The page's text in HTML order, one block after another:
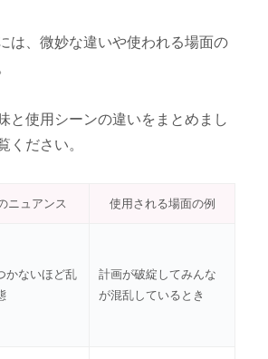
は、微妙な違いや使われる場面の
と使用シーンの違いをまとめまし
ください。
ニュアンス 使用される場面の例
かないほど乱
計画が破綻してみんな
が混乱しているとき